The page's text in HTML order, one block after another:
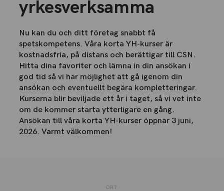
yrkesverksamma
Nu kan du och ditt företag snabbt få
spetskompetens. Våra korta YH-kurser är
kostnadsfria, på distans och berättigar till CSN.
Hitta dina favoriter och lämna in din ansökan i
god tid så vi har möjlighet att gå igenom din
ansökan och eventuellt begära kompletteringar.
Kurserna blir beviljade ett år i taget, så vi vet inte
om de kommer starta ytterligare en gång.
Ansökan till våra korta YH-kurser öppnar 3 juni,
2026. Varmt välkommen!
ORT